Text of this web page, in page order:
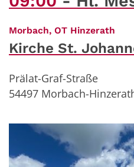
Morbach, OT Hinzerath
Kirche St.
Prälat-Graf-Straße
54497 Morbach-